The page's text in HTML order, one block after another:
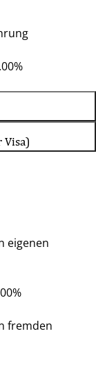
Visa)
eigenen
fremden